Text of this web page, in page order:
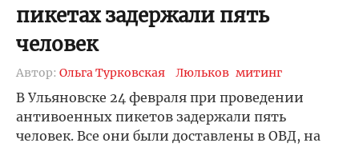
пикетах задержали пять
человек
Автор: Ольга Турковская Люльков митинг
В Ульяновске 24 февраля при проведении
антивоенных пикетов задержали пять
человек. Все они были доставлены в ОВД, на